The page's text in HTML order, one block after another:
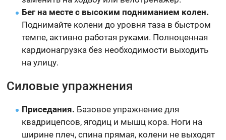
Бег на месте с высоким подниманием колен.
Поднимайте колени до уровня таза в быстром
темпе, активно работая руками. Полноценная
кардионагрузка без необходимости выходить
на улицу.
Силовые упражнения
Приседания. Базовое упражнение для
квадрицепсов, ягодиц и мышц кора. Ноги на
ширине плеч, спина прямая, колени не выходят